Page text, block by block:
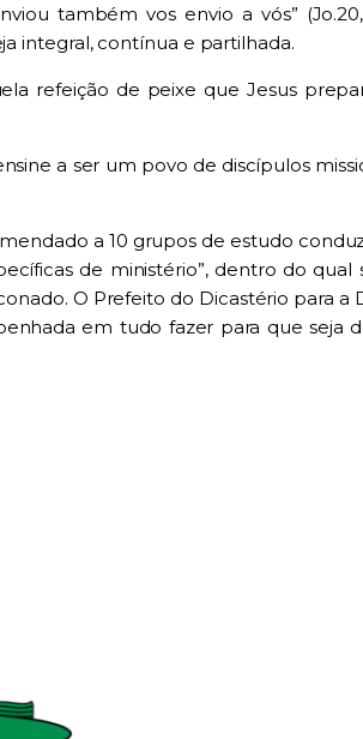
também vos envio a vós” (
integral, contínua e partilhada.
refeição de peixe que Jesus
a ser um povo de discípulos
a 10 grupos de estudo
de ministério”, dentro do qual
O Prefeito do Dicastério para a
em tudo fazer para que seja